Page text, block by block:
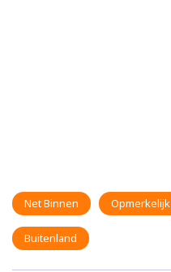
Net Binnen Opmerkelijk
Buitenland